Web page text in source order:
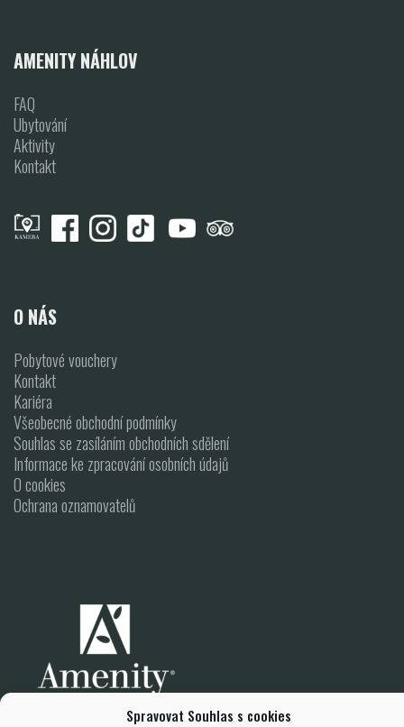
Spravovat Souhlas s cookies
AMENITY NÁHLOV
FAQ
Ubytování
Aktivity
Kontakt
O NÁS
Pobytové vouchery
Kontakt
Kariéra
Všeobecné obchodní podmínky
Souhlas se zasíláním obchodních sdělení
Informace ke zpracování osobních údajů
O cookies
Ochrana oznamovatelů